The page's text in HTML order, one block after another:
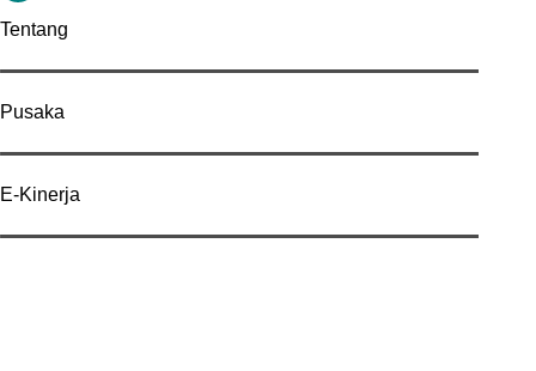
Tentang
Pusaka
E-Kinerja